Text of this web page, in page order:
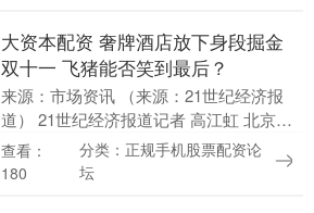
大资本配资 奢牌酒店放下身段掘金
双十一 飞猪能否笑到最后？
来源：市场资讯 （来源：21世纪经济报
道） 21世纪经济报道记者 高江虹 北京报
道 “我囤了六个套餐，机票酒店都有，明
年上半年的出游都已经安排好了。”近日，
查看：
180
分类：正规手机股票配资论
坛